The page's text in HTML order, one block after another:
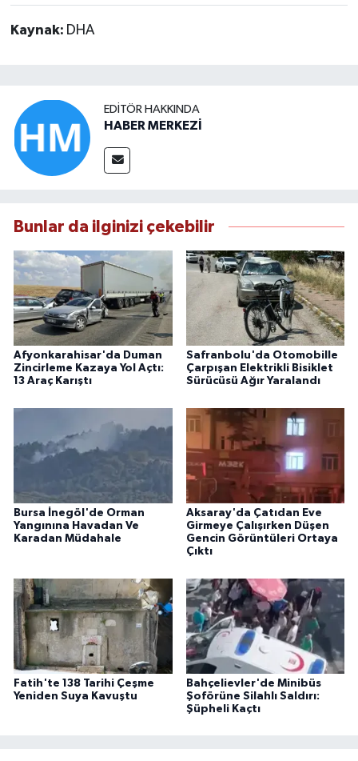
Kaynak: DHA
EDITÖR HAKKINDA
HABER MERKEZİ
Bunlar da ilginizi çekebilir
Afyonkarahisar'da Duman
Zincirleme Kazaya Yol Açtı:
13 Araç Karıştı
Safranbolu'da Otomobille
Çarpışan Elektrikli Bisiklet
Sürücüsü Ağır Yaralandı
Bursa İnegöl'de Orman
Yangınına Havadan Ve
Karadan Müdahale
Aksaray'da Çatıdan Eve
Girmeye Çalışırken Düşen
Gencin Görüntüleri Ortaya
Çıktı
Fatih'te 138 Tarihi Çeşme
Yeniden Suya Kavuştu
Bahçelievler'de Minibüs
Şoförüne Silahlı Saldırı:
Şüpheli Kaçtı